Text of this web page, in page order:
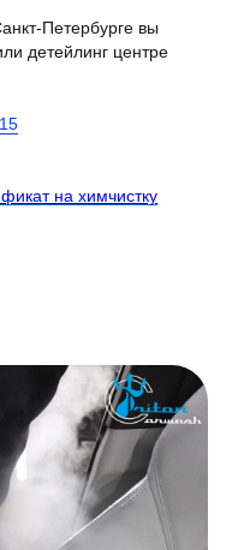
Петербурге вы
детейлинг центре
на химчистку